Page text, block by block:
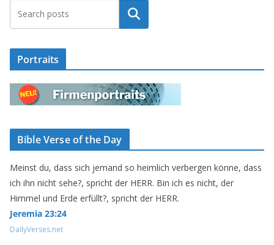
Suchen
Portraits
Bible Verse of the Day
Meinst du, dass sich jemand so heimlich verbergen könne, dass
ich ihn nicht sehe?, spricht der HERR. Bin ich es nicht, der
Himmel und Erde erfüllt?, spricht der HERR.
Jeremia 23:24
DailyVerses.net